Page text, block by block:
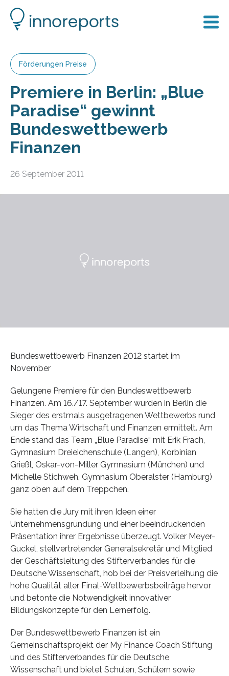
Förderungen Preise
Premiere in Berlin: „Blue
Paradise“ gewinnt
Bundeswettbewerb
Finanzen
26 September 2011
Bundeswettbewerb Finanzen 2012 startet im
November
Gelungene Premiere für den Bundeswettbewerb
Finanzen. Am 16./17. September wurden in Berlin die
Sieger des erstmals ausgetragenen Wettbewerbs rund
um das Thema Wirtschaft und Finanzen ermittelt. Am
Ende stand das Team „Blue Paradise“ mit Erik Frach,
Gymnasium Dreieichenschule (Langen), Korbinian
Grießl, Oskar-von-Miller Gymnasium (München) und
Michelle Stichweh, Gymnasium Oberalster (Hamburg)
ganz oben auf dem Treppchen.
Sie hatten die Jury mit ihren Ideen einer
Unternehmensgründung und einer beeindruckenden
Präsentation ihrer Ergebnisse überzeugt. Volker Meyer-
Guckel, stellvertretender Generalsekretär und Mitglied
der Geschäftsleitung des Stifterverbandes für die
Deutsche Wissenschaft, hob bei der Preisverleihung die
hohe Qualität aller Final-Wettbewerbsbeiträge hervor
und betonte die Notwendigkeit innovativer
Bildungskonzepte für den Lernerfolg.
Der Bundeswettbewerb Finanzen ist ein
Gemeinschaftsprojekt der My Finance Coach Stiftung
und des Stifterverbandes für die Deutsche
Wissenschaft und bietet Schulen, Schülern sowie